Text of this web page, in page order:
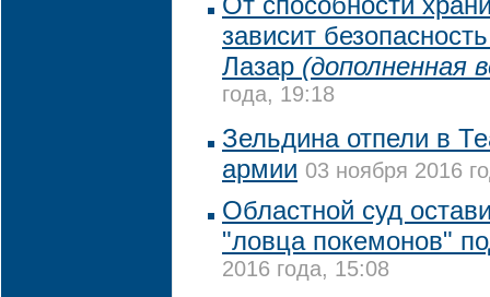
зависит
Лазар (дополненная
года, 19:18
Зельдина отпели в
армии 03 ноября 2016
Областной суд
"ловца покемонов"
2016 года, 15:08